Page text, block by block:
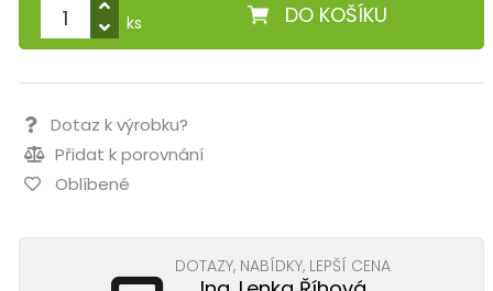
DO KOŠÍKU
ks
Dotaz k výrobku?
Přidat k porovnání
Oblíbené
DOTAZY, NABÍDKY, LEPŠÍ CENA